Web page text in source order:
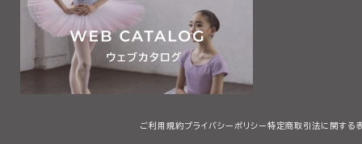
ご利用規約プライバシーポリシー 特定商取引法に関する